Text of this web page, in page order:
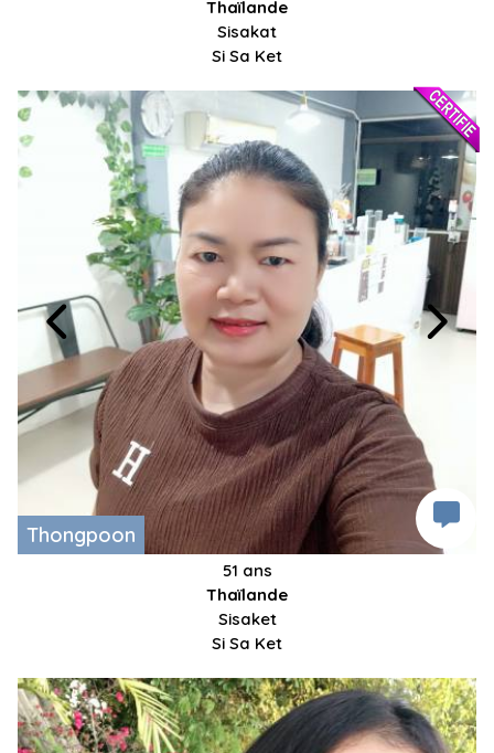
Thaïlande
Sisakat
Si Sa Ket
Thongpoon
51 ans
Thaïlande
Sisaket
Si Sa Ket